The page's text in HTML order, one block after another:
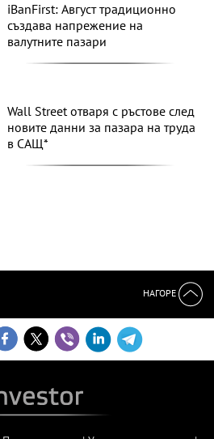
iBanFirst: Август традиционно
създава напрежение на
валутните пазари
Wall Street отваря с ръстове след
новите данни за пазара на труда
в САЩ*
НАГОРЕ